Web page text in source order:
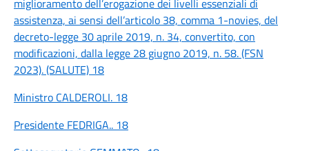
miglioramento dell’erogazione dei livelli essenziali di
assistenza, ai sensi dell’articolo 38, comma 1-novies, del
decreto-legge 30 aprile 2019, n. 34, convertito, con
modificazioni, dalla legge 28 giugno 2019, n. 58. (FSN
2023). (SALUTE) 18
Ministro CALDEROLI. 18
Presidente FEDRIGA.. 18